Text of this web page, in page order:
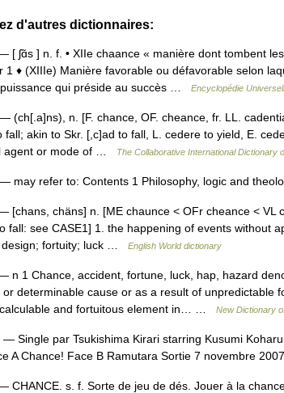
d'autres dictionnaires:
[ ʃɑ̃s ] n. f. • XIIe chaance « manière dont tombent
♦ (XIIIe) Manière favorable ou défavorable selon
qui préside au succès …
Encyclopédie
— (ch[.a]ns), n. [F. chance, OF. cheance, fr. LL.
fall; akin to Skr. [,c]ad to fall, L. cedere to yield, E.
agent or mode of …
The Collaborative International Dictionary
— may refer to: Contents 1 Philosophy, logic and
[chans, chäns] n. [ME chaunce < OFr cheance < VL
fall: see CASE1] 1. the happening of events without
design; fortuity; luck …
English World dictionary
n 1 Chance, accident, fortune, luck, hap, hazard
determinable cause or as a result of unpredictable
and fortuitous element in… …
New Dictionary
— Single par Tsukishima Kirari starring Kusumi
A Chance! Face B Ramutara Sortie 7 novembre
CHANCE. s. f. Sorte de jeu de dés. Jouer à la